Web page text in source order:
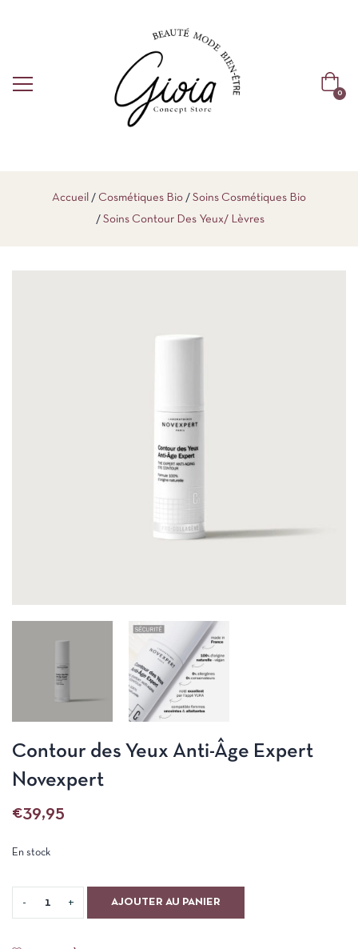
0
Accueil Cosmétiques Bio
Soins Cosmétiques Bio
Soins Contour Des Yeux/ Lèvres
Contour des Yeux Anti-Âge Expert
Novexpert
€39,95
En stock
AJOUTER AU PANIER